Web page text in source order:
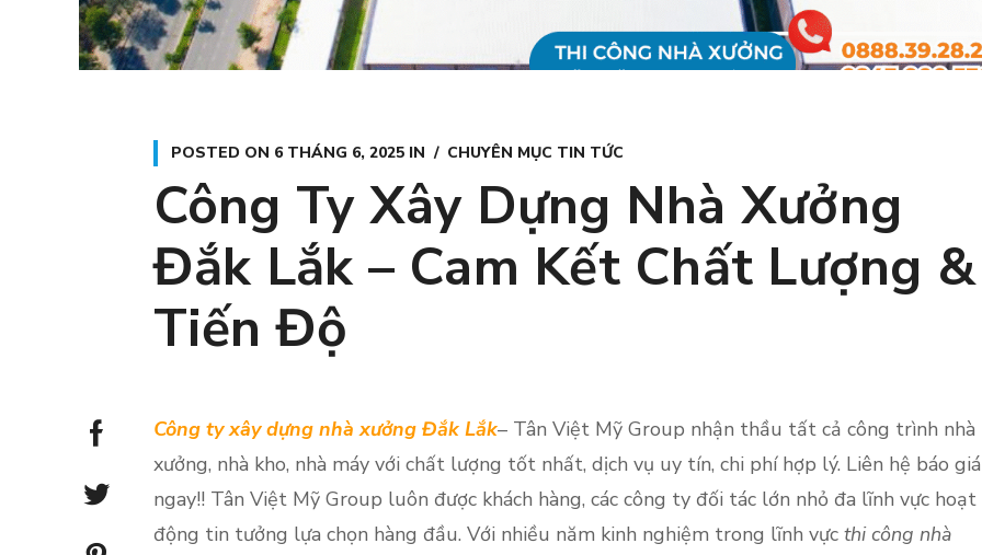
POSTED ON 6 THÁNG 6, 2025IN CHUYÊN MỤC TIN TỨC
Công Ty Xây Dựng Nhà Xưởng
Đắk Lắk – Cam Kết Chất Lượng &
Tiến Độ
Công ty xây dựng nhà xưởng Đắk Lắk– Tân Việt Mỹ Group nhận thầu tất cả công trình nhà
xưởng, nhà kho, nhà máy với chất lượng tốt nhất, dịch vụ uy tín, chi phí hợp lý. Liên hệ báo giá
ngay!! Tân Việt Mỹ Group luôn được khách hàng, các công ty đối tác lớn nhỏ đa lĩnh vực hoạt
động tin tưởng lựa chọn hàng đầu. Với nhiều năm kinh nghiệm trong lĩnh vực thi công nhà